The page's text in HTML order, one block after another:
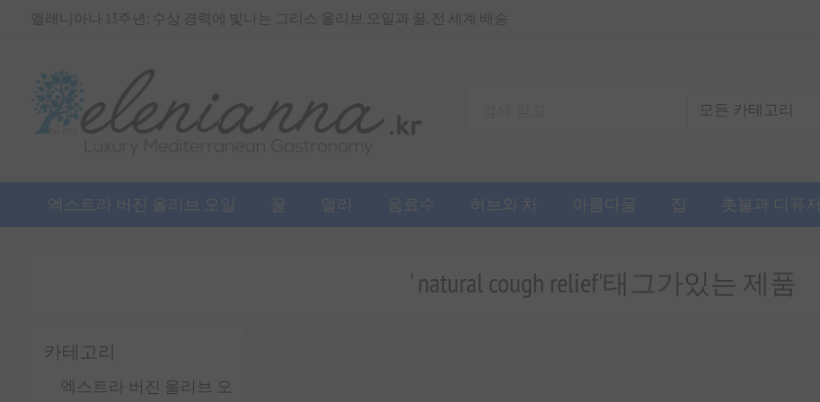
엘레니아나 13주년: 수상 경력에 빛나는 그리스 올리브 오일과 꿀, 전 세계 배송
엑스트라 버진 올리브 오일 꿀 델리 음료수 허브와 차 아름다움 집 촛불과 디퓨저
카테고리
엑스트라 버진 올리브 오
' natural cough relief'태그가있는 제품